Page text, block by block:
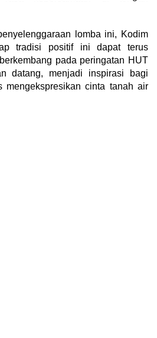
lomba ini, Kodim
tradisi positif ini dapat terus
pada peringatan HUT
datang, menjadi inspirasi bagi
mengekspresikan cinta tanah air